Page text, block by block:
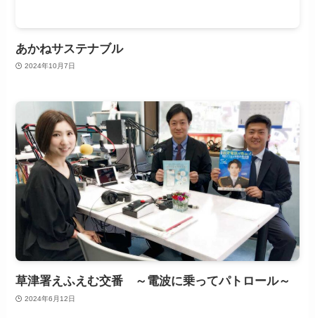
あかねサステナブル
2024年10月7日
草津署えふえむ交番 ～電波に乗ってパトロール～
2024年6月12日